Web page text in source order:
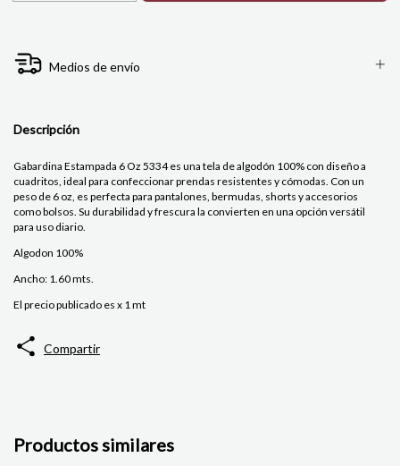
Medios de envío
Descripción
Gabardina Estampada 6 Oz 5334 es una tela de algodón 100% con diseño a
cuadritos, ideal para confeccionar prendas resistentes y cómodas. Con un
peso de 6 oz, es perfecta para pantalones, bermudas, shorts y accesorios
como bolsos. Su durabilidad y frescura la convierten en una opción versátil
para uso diario.
Algodon 100%
Ancho: 1.60 mts.
El precio publicado es x 1 mt
Compartir
Productos similares